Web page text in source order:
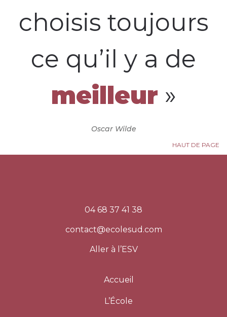
choisis toujours
ce qu’il y a de
meilleur »
Oscar Wilde
HAUT DE PAGE
04 68 37 41 38
contact@ecolesud.com
Aller à l’ESV
Accueil
L’École